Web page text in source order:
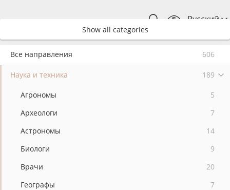
Русский
Show all categories
Все направления 606
Наука и техника 189
Агрономы
5
Археологи
7
Астрономы
14
Биологи
9
Врачи
20
Географы
7